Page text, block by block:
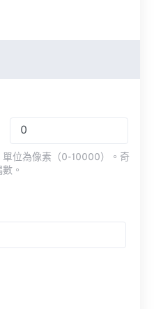
位為像素（0-10000）。奇
。